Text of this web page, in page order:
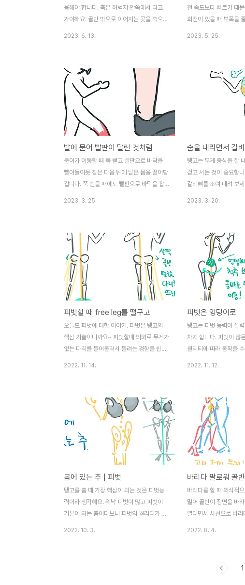
떨어지겠군 하고 준비를 할 수 있습니다.
용해야 합니다. 축은 허벅지 안쪽에서 타고
가야해요. 골반 밖으로 이어지는 곳을 축으로
2023. 6. 13.
전 속도보다 빠르기 때
회전이 있을 때 보폭을
2023. 5. 25.
발에 문어 빨판이 달린 것처럼
문어가 이동할 때 쭉 뻗고 빨판으로 바닥을
빨아들이듯 잡은 다음 뒤에 남은 몸을 끌어당
깁니다. 쭉 뻗을 때에도 빨판으로 바닥을 잡
합니다. 그러면 더 안정적이고 힘 있게 움직
일 수 있습니다.
2023. 3. 25.
숨을 내리면서 갈
탱고는 무게 중심을 잘
걷고 서는 것이 중요합
갈비뼈를 조여 내려 보
2023. 3. 20.
피벗할 때 free leg를 떨구고
오늘도 피벗에 대한 이야기. 피벗은 탱고의
핵심 기술이니까요~ 피벗할때 의외로 무게가
없는 다리를 들어올려서 돌려는 경향을 쉽게
무게 없는 골반과 다리를 떨군다는 느낌으로
피벗해보세요~
2022. 11. 14.
피벗은 엉덩이로
탱고는 피벗 능력이 실
차지 합니다. 피벗이 많
퀄리티에 따라 동작을
수 있다면 여유로운 춤
오늘의 Tip은 피벗을 엉
피벗 후에 엉덩이가 충
는 경우가 많습니다. 엉
제 위치에 도달하는지
엉덩뼈 위 뼈위치를 잘
시켜야 합니다.
2022. 11. 12.
몸에 있는 추 | 피벗
탱고를 출 때 가장 핵심이 되는 것은 피벗능
력이라 생각해요. 워낙 피벗이 많고 피벗이
기본이 되는 춤이다보니 피벗의 퀄리티가 춤
2022. 10. 3.
바리다 팔로워 골
바리다를 할 때 의식적
밀어 골반이 정면을 바
열리면서 사선으로 바리
2022. 8. 4.
1